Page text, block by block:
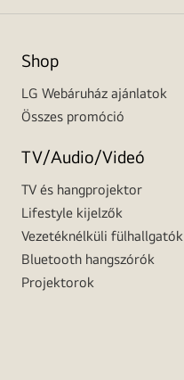
Shop
LG Webáruház ajánlatok
Összes promóció
TV/Audio/Videó
TV és hangprojektor
Lifestyle kijelzők
Vezetéknélküli fülhallgatók
Bluetooth hangszórók
Projektorok